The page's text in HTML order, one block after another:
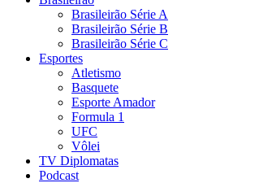
Brasileirão Série A
Brasileirão Série B
Brasileirão Série C
Esportes
Atletismo
Basquete
Esporte Amador
Formula 1
UFC
Vôlei
TV Diplomatas
Podcast